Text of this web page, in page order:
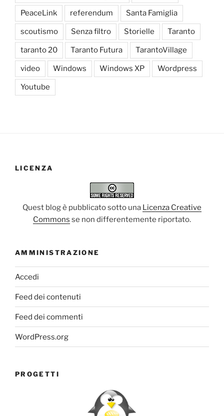
PeaceLink referendum Santa Famiglia
scoutismo Senza filtro Storielle Taranto
taranto 20 Taranto Futura TarantoVillage
video Windows Windows XP Wordpress
Youtube
LICENZA
Quest blog è pubblicato sotto una Licenza Creative
Commons se non differentemente riportato.
AMMINISTRAZIONE
Accedi
Feed dei contenuti
Feed dei commenti
WordPress.org
PROGETTI